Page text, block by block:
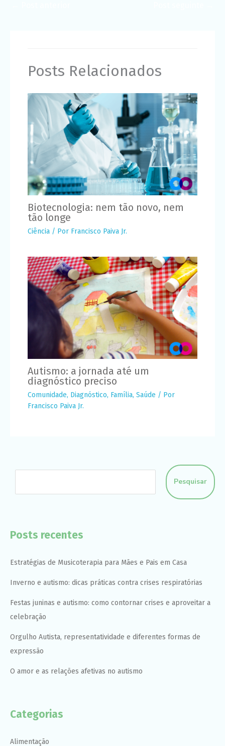
Posts Relacionados
Biotecnologia: nem tão novo, nem
tão longe
Ciência / Por Francisco Paiva Jr.
Autismo: a jornada até um
diagnóstico preciso
Comunidade, Diagnóstico, Família, Saúde / Por
Francisco Paiva Jr.
Pesquisar
Posts recentes
Estratégias de Musicoterapia para Mães e Pais em Casa
Inverno e autismo: dicas práticas contra crises respiratórias
Festas juninas e autismo: como contornar crises e aproveitar a
celebração
Orgulho Autista, representatividade e diferentes formas de
expressão
O amor e as relações afetivas no autismo
Categorias
Alimentação